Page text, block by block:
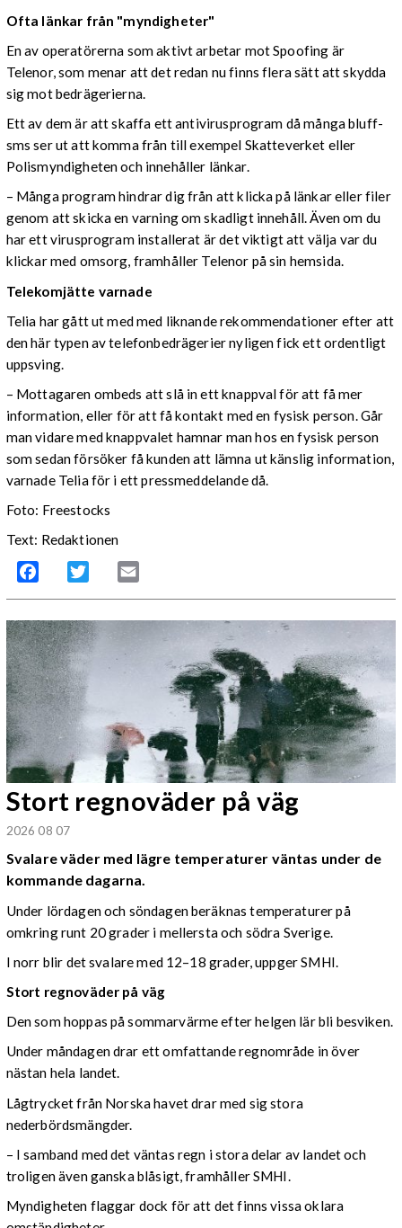
Ofta länkar från "myndigheter"
En av operatörerna som aktivt arbetar mot Spoofing är
Telenor, som menar att det redan nu finns flera sätt att skydda
sig mot bedrägerierna.
Ett av dem är att skaffa ett antivirusprogram då många bluff-
sms ser ut att komma från till exempel Skatteverket eller
Polismyndigheten och innehåller länkar.
– Många program hindrar dig från att klicka på länkar eller filer
genom att skicka en varning om skadligt innehåll. Även om du
har ett virusprogram installerat är det viktigt att välja var du
klickar med omsorg, framhåller Telenor på sin hemsida.
Telekomjätte varnade
Telia har gått ut med med liknande rekommendationer efter att
den här typen av telefonbedrägerier nyligen fick ett ordentligt
uppsving.
– Mottagaren ombeds att slå in ett knappval för att få mer
information, eller för att få kontakt med en fysisk person. Går
man vidare med knappvalet hamnar man hos en fysisk person
som sedan försöker få kunden att lämna ut känslig information,
varnade Telia för i ett pressmeddelande då.
Foto: Freestocks
Text: Redaktionen
Facebook Twitter
Stort regnoväder på väg
2026 08 07
Svalare väder med lägre temperaturer väntas under de
kommande dagarna.
Under lördagen och söndagen beräknas temperaturer på
omkring runt 20 grader i mellersta och södra Sverige.
I norr blir det svalare med 12–18 grader, uppger SMHI.
Stort regnoväder på väg
Den som hoppas på sommarvärme efter helgen lär bli besviken.
Under måndagen drar ett omfattande regnområde in över
nästan hela landet.
Lågtrycket från Norska havet drar med sig stora
nederbördsmängder.
– I samband med det väntas regn i stora delar av landet och
troligen även ganska blåsigt, framhåller SMHI.
Myndigheten flaggar dock för att det finns vissa oklara